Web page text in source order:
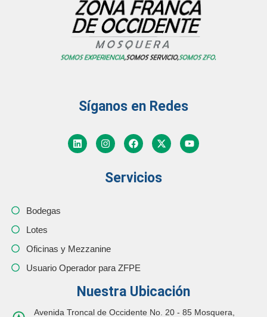
Síganos en Redes
Servicios
Bodegas
Lotes
Oficinas y Mezzanine
Usuario Operador para ZFPE
Nuestra Ubicación
Avenida Troncal de Occidente No. 20 - 85 Mosquera,